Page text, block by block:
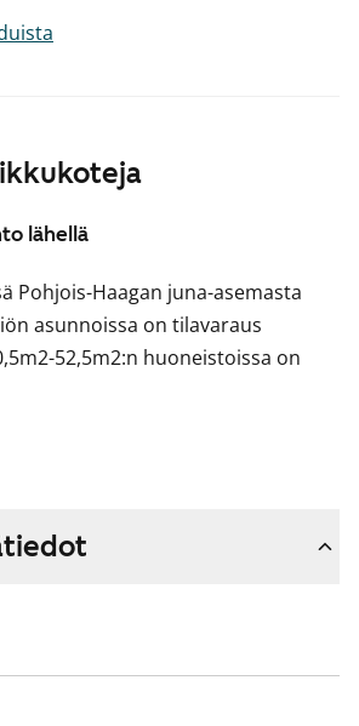
lähellä
Pohjois-Haagan juna-asemasta
asunnoissa on tilavaraus
52,5m2:n huoneistoissa on